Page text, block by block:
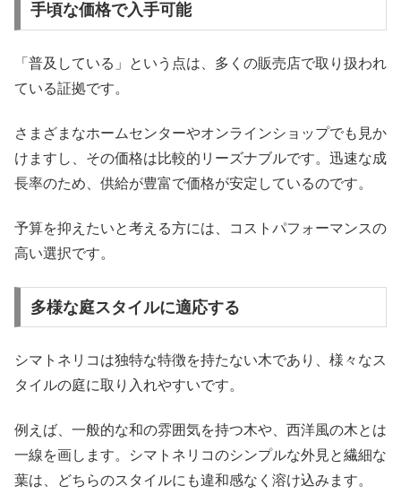
手頃な価格で入手可能
「普及している」という点は、多くの販売店で取り扱われ
ている証拠です。
さまざまなホームセンターやオンラインショップでも見か
けますし、その価格は比較的リーズナブルです。迅速な成
長率のため、供給が豊富で価格が安定しているのです。
予算を抑えたいと考える方には、コストパフォーマンスの
高い選択です。
多様な庭スタイルに適応する
シマトネリコは独特な特徴を持たない木であり、様々なス
タイルの庭に取り入れやすいです。
例えば、一般的な和の雰囲気を持つ木や、西洋風の木とは
一線を画します。シマトネリコのシンプルな外見と繊細な
葉は、どちらのスタイルにも違和感なく溶け込みます。